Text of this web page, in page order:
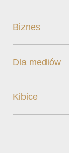
Biznes
Dla mediów
Kibice